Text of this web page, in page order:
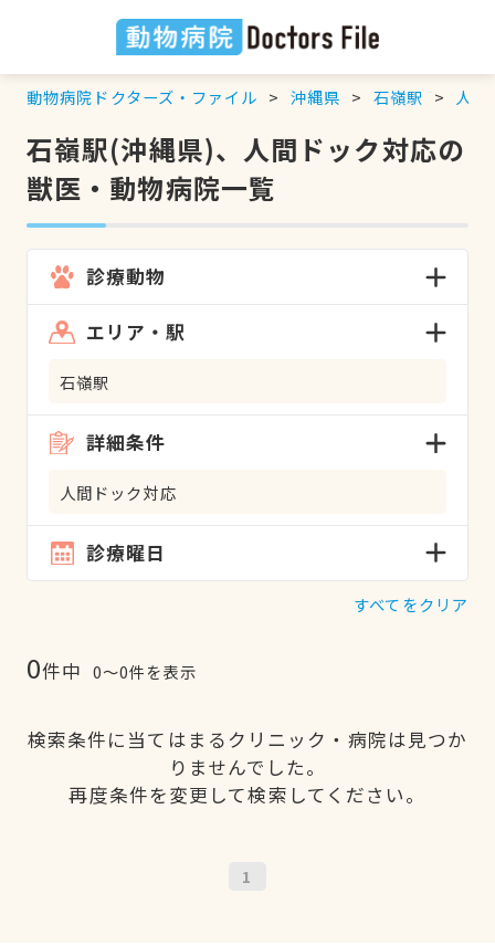
動物病院ドクターズ・ファイル 沖縄県 石嶺駅 人
石嶺駅(沖縄県)、人間ドック対応の
獣医・動物病院一覧
診療動物
エリア・駅
石嶺駅
詳細条件
人間ドック対応
診療曜日
すべてをクリア
0件中 0〜0件を表示
検索条件に当てはまるクリニック・病院は見つか
りませんでした。
再度条件を変更して検索してください。
1